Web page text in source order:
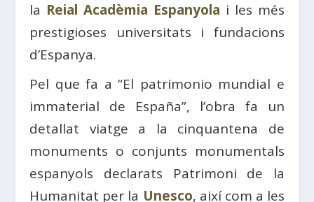
la Reial Acadèmia Espanyola i les més
prestigioses universitats i fundacions
d’Espanya.
Pel que fa a “El patrimonio mundial e
immaterial de España”, l’obra fa un
detallat viatge a la cinquantena de
monuments o conjunts monumentals
espanyols declarats Patrimoni de la
Humanitat per la Unesco, així com a les